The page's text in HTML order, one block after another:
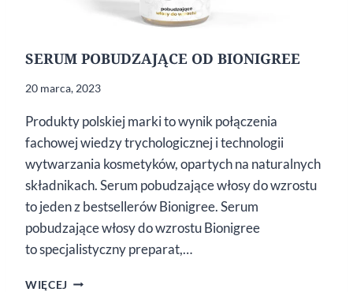
SERUM POBUDZAJĄCE OD BIONIGREE
20 marca, 2023
Produkty polskiej marki to wynik połączenia
fachowej wiedzy trychologicznej i technologii
wytwarzania kosmetyków, opartych na naturalnych
składnikach. Serum pobudzające włosy do wzrostu
to jeden z bestsellerów Bionigree. Serum
pobudzające włosy do wzrostu Bionigree
to specjalistyczny preparat,…
WIĘCEJ SERUM